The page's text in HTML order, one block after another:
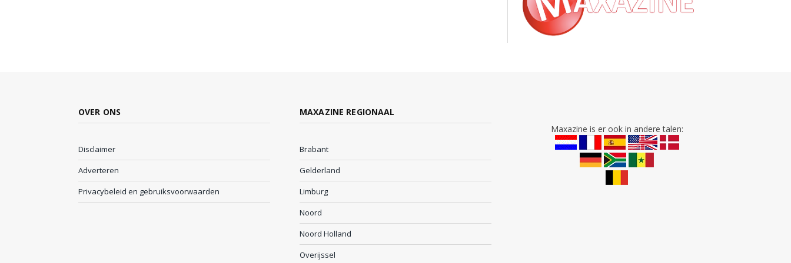
OVER ONS
Disclaimer
Adverteren
Privacybeleid en gebruiksvoorwaarden
MAXAZINE REGIONAAL
Brabant
Gelderland
Limburg
Noord
Noord Holland
Overijssel
Maxazine is er ook in andere talen: